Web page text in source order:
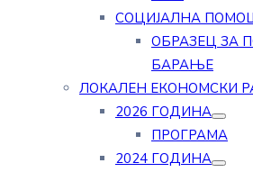
СОЦИЈАЛНА
ОБРАЗЕЦ ЗА
БАРАЊЕ
ЛОКАЛЕН ЕКОНОМСКИ
2026 ГОДИНА
ПРОГРАМА
2024 ГОДИНА